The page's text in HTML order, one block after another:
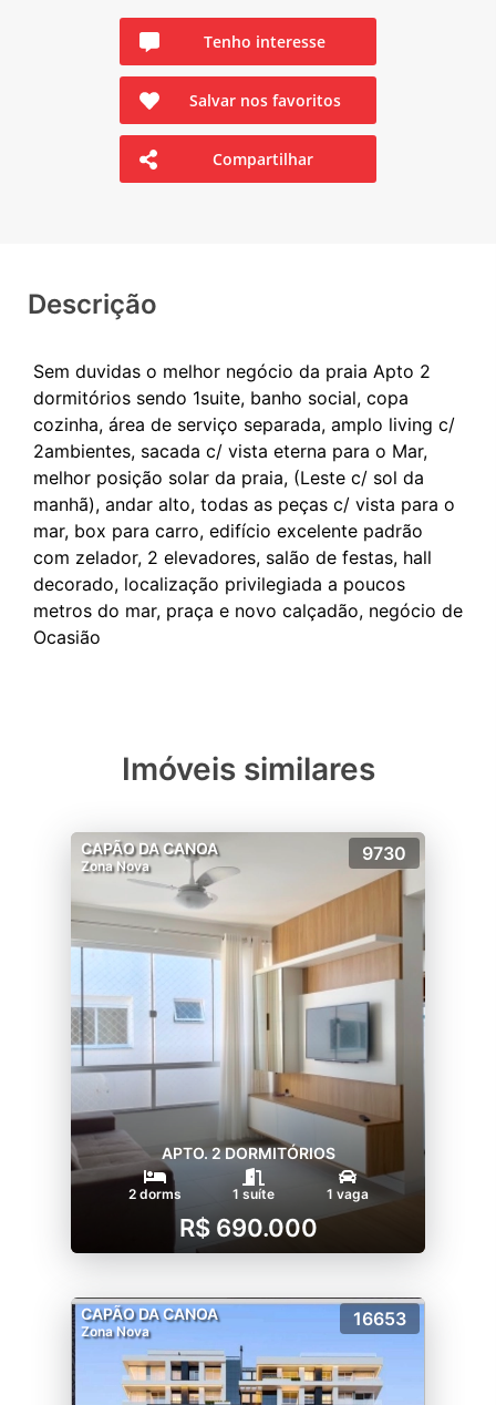
Tenho interesse
Salvar nos favoritos
Compartilhar
Descrição
Sem duvidas o melhor negócio da praia Apto 2
dormitórios sendo 1suite, banho social, copa
cozinha, área de serviço separada, amplo living c/
2ambientes, sacada c/ vista eterna para o Mar,
melhor posição solar da praia, (Leste c/ sol da
manhã), andar alto, todas as peças c/ vista para o
mar, box para carro, edifício excelente padrão
com zelador, 2 elevadores, salão de festas, hall
decorado, localização privilegiada a poucos
metros do mar, praça e novo calçadão, negócio de
Imóveis similares
CAPÃO DA CANOA
Zona Nova
9730
APTO. 2 DORMITÓRIOS
2 dorms 1 suíte 1 vaga
R$ 690.000
CAPÃO DA CANOA
Zona Nova
16653